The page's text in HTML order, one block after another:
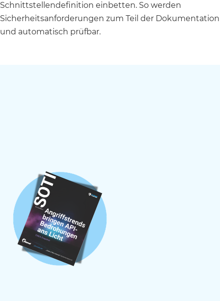
Schnittstellendefinition einbetten. So werden
Sicherheitsanforderungen zum Teil der Dokumentation
und automatisch prüfbar.